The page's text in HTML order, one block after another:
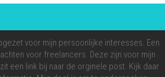
voor mijn persoonlijke interesses. Een
voor freelancers. Deze zijn voor mijn
een link bij naar de orginele post. Kijk daar